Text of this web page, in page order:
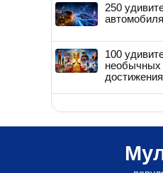
250
100
необычных